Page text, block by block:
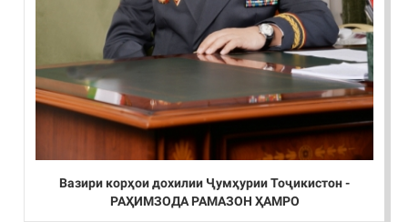
Вазири корҳои дохилии Ҷумҳурии Тоҷикистон -
РАҲИМЗОДА РАМАЗОН ҲАМРО